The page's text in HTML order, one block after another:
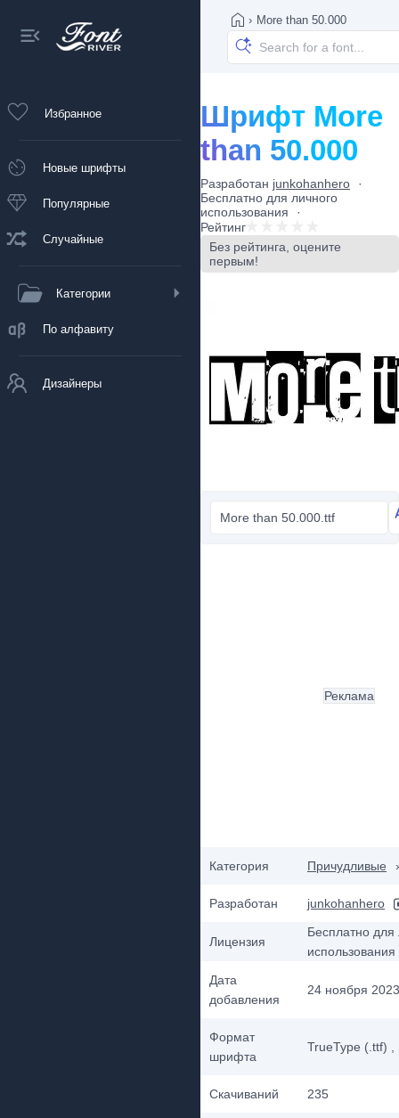
Избранное
Новые шрифты
Популярные
Случайные
Категории
По алфавиту
Дизайнеры
› More than 50.000
Шрифт More
than 50.000
Разработан junkohanhero
Бесплатно для личного
использования
Рейтинг
Без рейтинга, оцените
первым!
More than 50.000.ttf
Категория Причудливые ›
Разработан junkohanhero
Лицензия
Бесплатно для
использования
Дата
добавления
24 ноября 2023
Формат
шрифта
TrueType (.ttf)
Скачиваний 235
Реклама